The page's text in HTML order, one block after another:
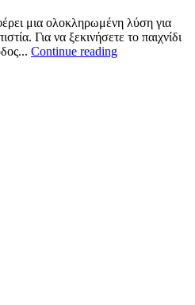
μια ολοκληρωμένη λύση για
Για να ξεκινήσετε το παιχνίδι
Continue reading